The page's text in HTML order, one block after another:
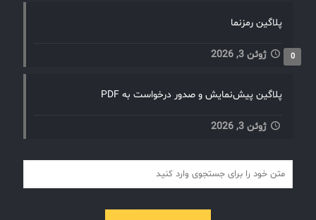
پلاگین رمزنما
ژوئن 3, 2026 0
پلاگین پیش‌نمایش و صدور درخواست به PDF
ژوئن 3, 2026